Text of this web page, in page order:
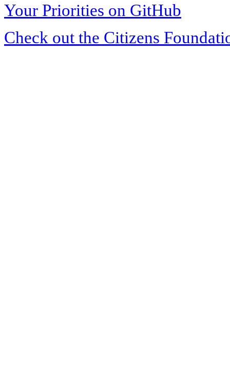
Your Priorities on GitHub
Check out the Citizens